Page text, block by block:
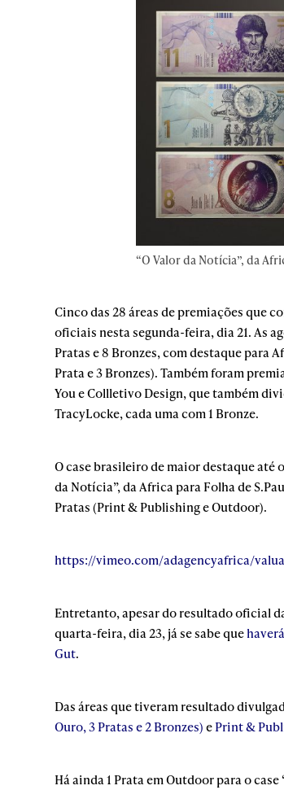
“O Valor da Notícia”, da
Cinco das 28 áreas de premiações que
oficiais nesta segunda-feira, dia 21. As
Pratas e 8 Bronzes, com destaque para
Prata e 3 Bronzes). Também foram
You e Collletivo Design, que também
TracyLocke, cada uma com 1 Bronze.
O case brasileiro de maior destaque até
da Notícia”, da Africa para Folha de
Pratas (Print & Publishing e Outdoor).
https://vimeo.com/adagencyafrica/
Entretanto, apesar do resultado oficial
quarta-feira, dia 23, já se sabe que
Gut.
Das áreas que tiveram resultado
Ouro, 3 Pratas e 2 Bronzes)ePrint &
Há ainda 1 Prata em Outdoor para o